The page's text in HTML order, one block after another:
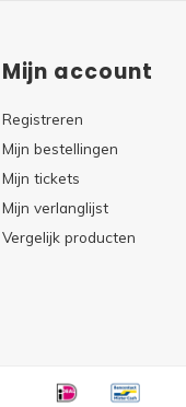
Mijn account
Registreren
Mijn bestellingen
Mijn tickets
Mijn verlanglijst
Vergelijk producten